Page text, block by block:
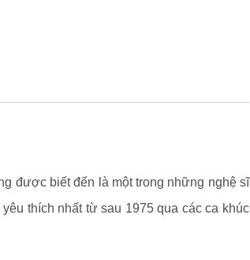
được biết đến là một trong những nghệ sĩ
thích nhất từ sau 1975 qua các ca khúc